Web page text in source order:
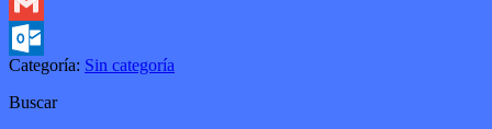
Gmail
Outlook.com
Categoría: Sin categoría
Buscar